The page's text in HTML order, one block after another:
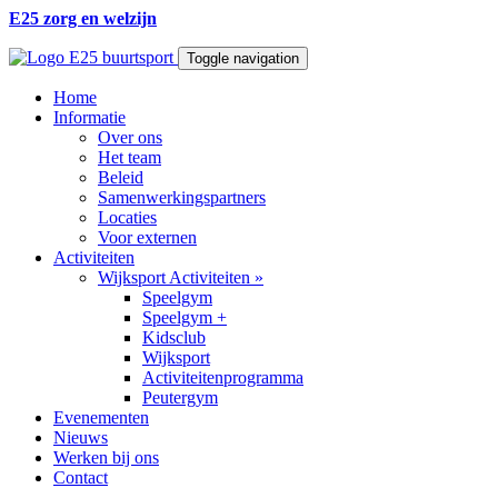
E25 zorg en welzijn
Toggle navigation
Home
Informatie
Over ons
Het team
Beleid
Samenwerkingspartners
Locaties
Voor externen
Activiteiten
Wijksport Activiteiten »
Speelgym
Speelgym +
Kidsclub
Wijksport
Activiteitenprogramma
Peutergym
Evenementen
Nieuws
Werken bij ons
Contact